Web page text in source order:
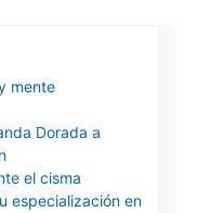
mente
Dorada a
el cisma
especialización en